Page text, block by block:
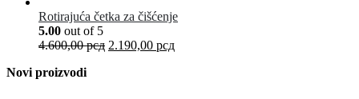
Rotirajuća četka za čišćenje
5.00 out of 5
4.600,00рсд 2.190,00 рсд
Novi proizvodi